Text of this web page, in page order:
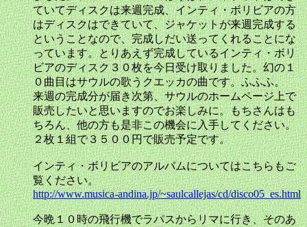
ていてディスクは来週完成、インティ・ボリビアの方
はディスクはできていて、ジャケットが来週完成する
ということなので、完成しだい送ってくれることにな
っています。とりあえず完成しているインティ・ボリ
ビアのディスク３０枚を今日受け取りました。幻の１
０曲目はサウルの歌うクエッカの曲です。ふふふ。
来週の完成分が届き次第、サウルのホームページ上で
販売したいと思いますのでお楽しみに。もちさんはも
ちろん、他の方も是非この機会に入手してください。
２枚１組で３５００円で販売予定です。
インティ・ボリビアのアルバムについてはこちらもご
覧ください。
http://www.musica-andina.jp/~saulcallejas/cd/disco05_es.html
今晩１０時の飛行機でラパスからリマに行き、そのあ